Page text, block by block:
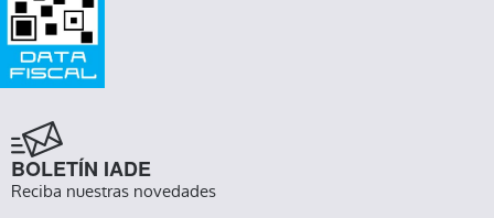
BOLETÍN IADE
Reciba nuestras novedades